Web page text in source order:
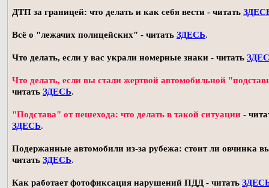
ДТП за границей: что делать и как себя вести - читать
Всё о "лежачих полицейских" - читать ЗДЕСЬ.
Что делать, если у вас украли номерные знаки - читать
Что делать, если вы стали жертвой автомобильной
читать ЗДЕСЬ.
"Подстава" от пешехода: что делать в такой ситуации -
ЗДЕСЬ.
Подержанные автомобили из-за рубежа: стоит ли овчинка
читать ЗДЕСЬ.
Как работает фотофиксация нарушений ПДД - читать